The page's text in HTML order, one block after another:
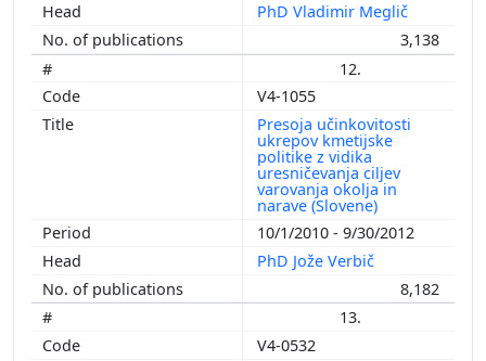
PhD Vladimir Meglič
3,138
12.
V4-1055
Presoja učinkovitosti
ukrepov kmetijske
politike z vidika
uresničevanja ciljev
varovanja okolja in
narave (Slovene)
10/1/2010 - 9/30/2012
PhD Jože Verbič
8,182
13.
V4-0532